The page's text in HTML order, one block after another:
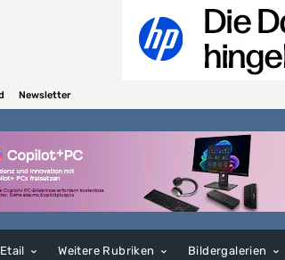
Newsletter
Etail Weitere Rubriken Bildergalerien